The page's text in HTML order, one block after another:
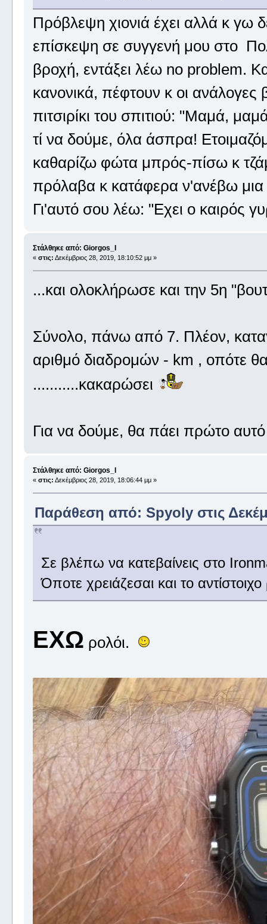
Πρόβλεψη χιονιά έχει αλλά κ γω
επίσκεψη σε συγγενή μου στο
βροχή, εντάξει λέω no problem.
κανονικά, πέφτουν κ οι
πιτσιρίκι του σπιτιού: "Μαμά,
τί να δούμε, όλα άσπρα!
καθαρίζω φώτα μπρός-πίσω κ
πρόλαβα κ κατάφερα ν'ανέβω
Γι'αυτό σου λέω: "Εχει ο καιρός
Στάλθηκε από: Giorgos_I
« στις: Δεκέμβριος 28, 2019, 18:10:52 μμ »
...και ολοκλήρωσε και την 5η
Σύνολο, πάνω από 7. Πλέον,
αριθμό διαδρομών - km , οπότε
...........κακαρώσει
Για να δούμε, θα πάει πρώτο
Στάλθηκε από: Giorgos_I
« στις: Δεκέμβριος 28, 2019, 18:06:44 μμ »
Παράθεση από: Spyoly στις
Σε βλέπω να κατεβαίνεις στο
Όποτε χρειάζεσαι και το
ΕΧΩ ρολόι.